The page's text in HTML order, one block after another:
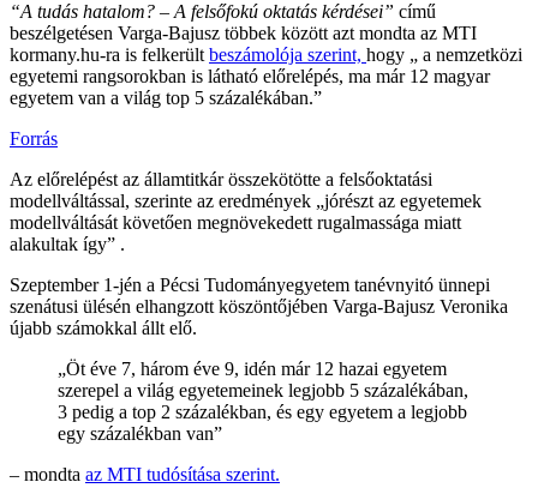
“A tudás hatalom? – A felsőfokú oktatás kérdései” című
beszélgetésen Varga-Bajusz többek között azt mondta az MTI
kormany.hu-ra is felkerült beszámolója szerint, hogy „ a nemzetközi
egyetemi rangsorokban is látható előrelépés, ma már 12 magyar
egyetem van a világ top 5 százalékában.”
Forrás
Az előrelépést az államtitkár összekötötte a felsőoktatási
modellváltással, szerinte az eredmények „jórészt az egyetemek
modellváltását követően megnövekedett rugalmassága miatt
alakultak így” .
Szeptember 1-jén a Pécsi Tudományegyetem tanévnyitó ünnepi
szenátusi ülésén elhangzott köszöntőjében Varga-Bajusz Veronika
újabb számokkal állt elő.
„Öt éve 7, három éve 9, idén már 12 hazai egyetem
szerepel a világ egyetemeinek legjobb 5 százalékában,
3 pedig a top 2 százalékban, és egy egyetem a legjobb
egy százalékban van”
– mondta az MTI tudósítása szerint.